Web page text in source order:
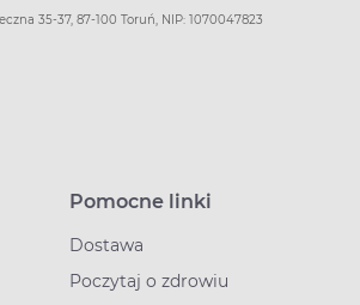
35-37, 87-100 Toruń, NIP: 1070047823
Pomocne linki
Dostawa
Poczytaj o zdrowiu